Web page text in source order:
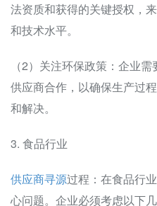
法资质和获得的关键授权，
和技术水平。
（2）关注环保政策：企业
供应商合作，以确保生产过
和解决。
3. 食品行业
供应商寻源过程：在食品行
心问题。企业必须考虑以下几